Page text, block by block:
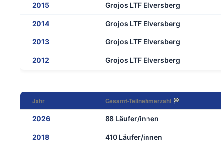
2015 Grojos LTF Elversberg
2014 Grojos LTF Elversberg
2013 Grojos LTF Elversberg
2012 Grojos LTF Elversberg
Jahr Gesamt-Teilnehmerzahl
2026 88 Läufer/innen
2018 410 Läufer/innen